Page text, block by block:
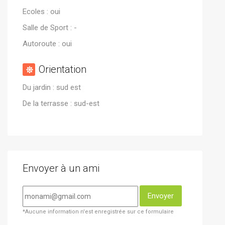
Ecoles : oui
Salle de Sport : -
Autoroute : oui
Orientation
Du jardin : sud est
De la terrasse : sud-est
Envoyer à un ami
Envoyer
*Aucune information n'est enregistrée sur ce formulaire